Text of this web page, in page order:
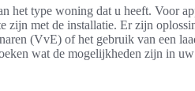
het type woning dat u heeft. Voor
met de installatie. Er zijn
(VvE) of het gebruik van een
wat de mogelijkheden zijn in